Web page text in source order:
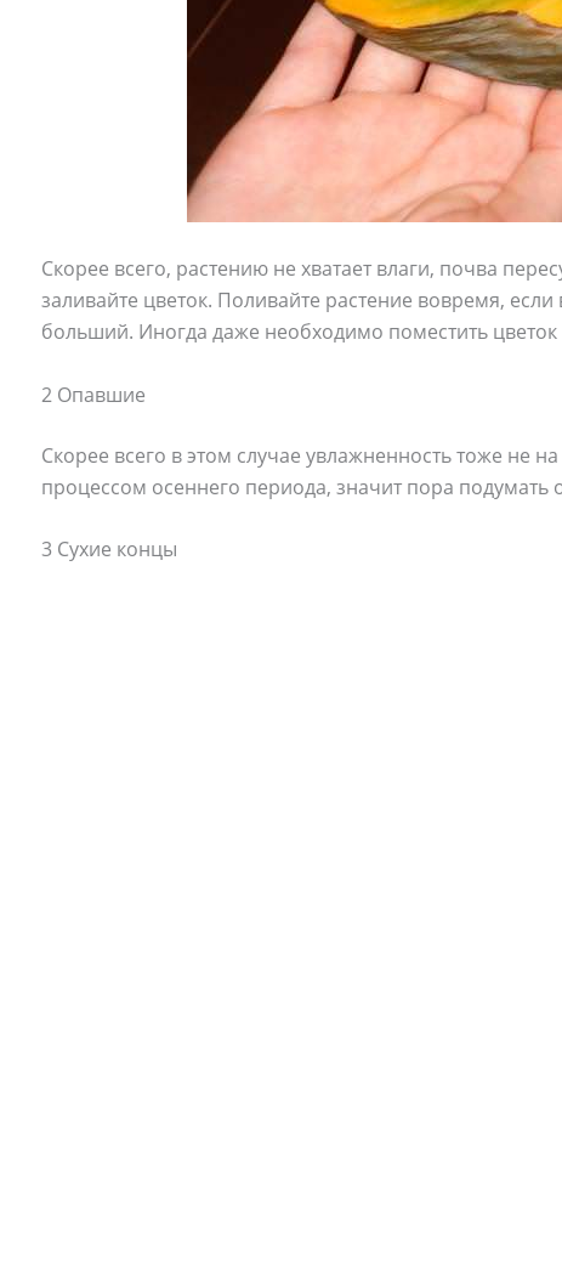
Скорее всего, растению не хватает влаги, почва
заливайте цветок. Поливайте растение вовремя,
больший. Иногда даже необходимо поместить цветок
2 Опавшие
Скорее всего в этом случае увлажненность тоже не
процессом осеннего периода, значит пора подумать
3 Сухие концы